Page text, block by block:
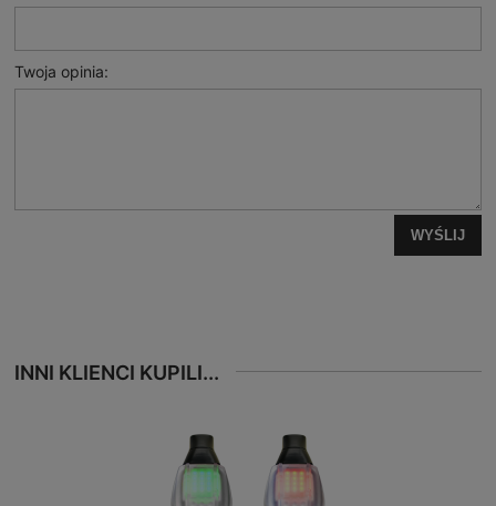
Twoja opinia:
WYŚLIJ
INNI KLIENCI KUPILI...